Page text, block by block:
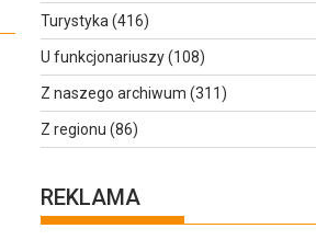
Turystyka (416)
U funkcjonariuszy(108)
Z naszego archiwum (311)
Z regionu (86)
REKLAMA